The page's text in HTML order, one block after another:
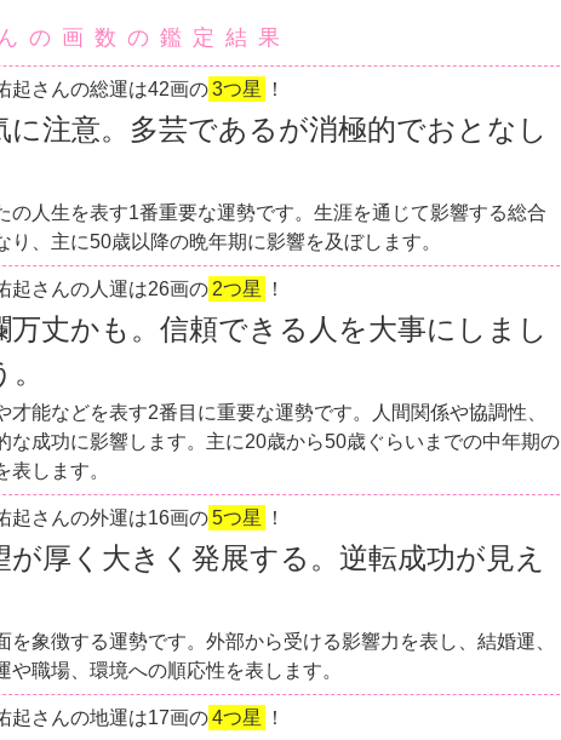
の画数の鑑定結果
起さんの総運は42画の3つ星 ！
に注意。多芸であるが消極的でおとなし
の人生を表す1番重要な運勢です。生涯を通じて影響する総合
り、主に50歳以降の晩年期に影響を及ぼします。
起さんの人運は26画の 2つ星 ！
万丈かも。信頼できる人を大事にしまし
才能などを表す2番目に重要な運勢です。人間関係や協調性、
な成功に影響します。主に20歳から50歳ぐらいまでの中年期の
表します。
起さんの外運は16画の5つ星 ！
が厚く大きく発展する。逆転成功が見え
を象徴する運勢です。外部から受ける影響力を表し、結婚運、
や職場、環境への順応性を表します。
起さんの地運は17画の4つ星 ！